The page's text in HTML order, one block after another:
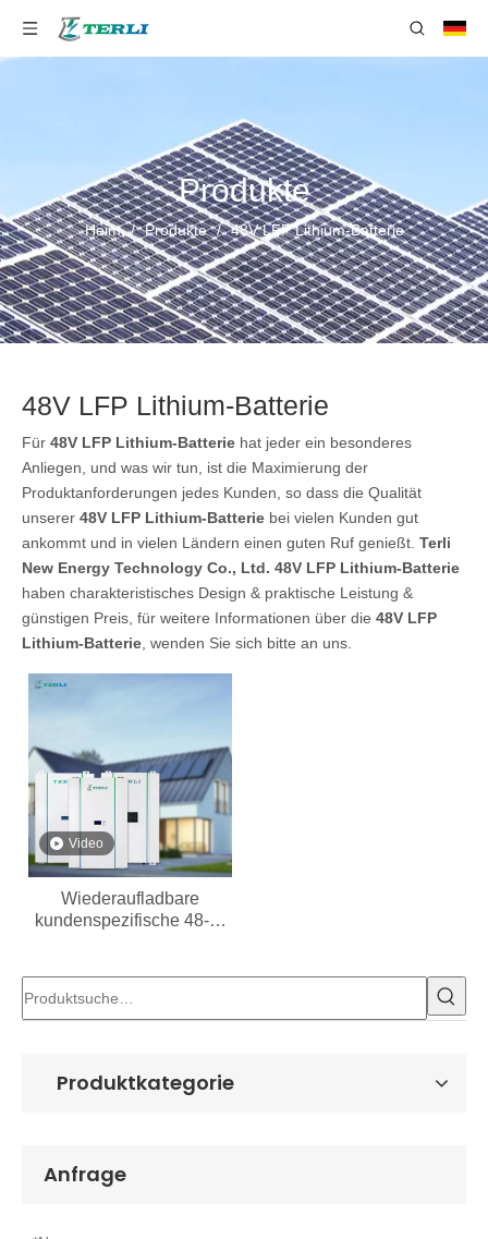
Produkte
Heim / Produkte / 48V LFP Lithium-Batterie
48V LFP Lithium-Batterie
Für 48V LFP Lithium-Batterie hat jeder ein besonderes
Anliegen, und was wir tun, ist die Maximierung der
Produktanforderungen jedes Kunden, so dass die Qualität
unserer 48V LFP Lithium-Batterie bei vielen Kunden gut
ankommt und in vielen Ländern einen guten Ruf genießt. Terli
New Energy Technology Co., Ltd. 48V LFP Lithium-Batterie
haben charakteristisches Design & praktische Leistung &
günstigen Preis, für weitere Informationen über die 48V LFP
Lithium-Batterie , wenden Sie sich bitte an uns.
Video
Wiederaufladbare
kundenspezifische 48-V-
Produktkategorie
Anfrage